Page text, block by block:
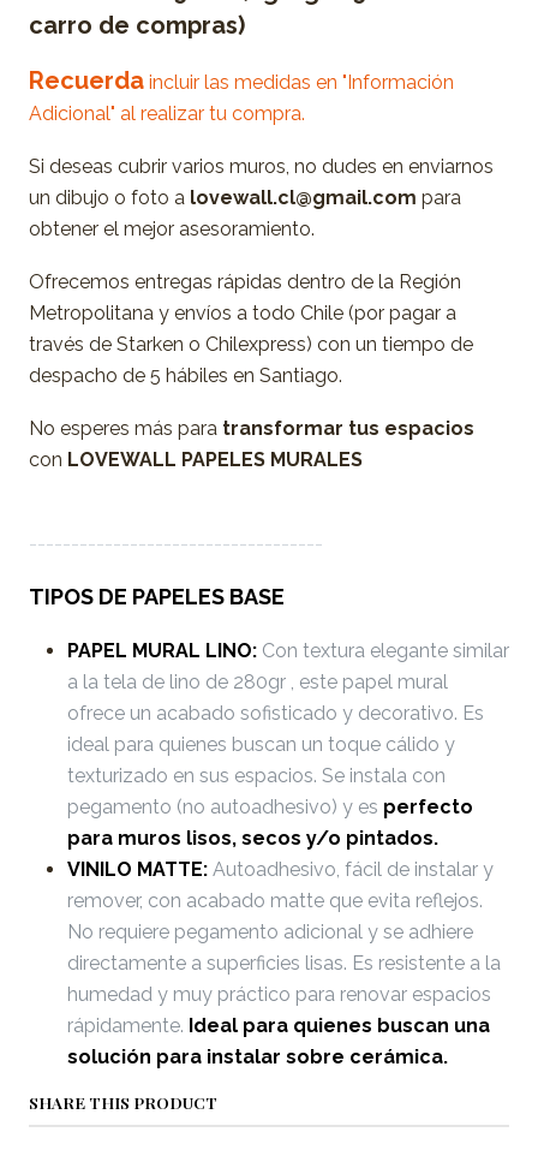
carro de compras)
Recuerda incluir las medidas en "Información
Adicional" al realizar tu compra.
Si deseas cubrir varios muros, no dudes en enviarnos
un dibujo o foto a lovewall.cl@gmail.com para
obtener el mejor asesoramiento.
Ofrecemos entregas rápidas dentro de la Región
Metropolitana y envíos a todo Chile (por pagar a
través de Starken o Chilexpress) con un tiempo de
despacho de 5 hábiles en Santiago.
No esperes más para transformar tus espacios
con LOVEWALL PAPELES MURALES
-----------------------------------
TIPOS DE PAPELES BASE
PAPEL MURAL LINO: Con textura elegante similar
a la tela de lino de 280gr , este papel mural
ofrece un acabado sofisticado y decorativo. Es
ideal para quienes buscan un toque cálido y
texturizado en sus espacios. Se instala con
pegamento (no autoadhesivo) y es perfecto
para muros lisos, secos y/o pintados.
VINILO MATTE: Autoadhesivo, fácil de instalar y
remover, con acabado matte que evita reflejos.
No requiere pegamento adicional y se adhiere
directamente a superficies lisas. Es resistente a la
humedad y muy práctico para renovar espacios
rápidamente. Ideal para quienes buscan una
solución para instalar sobre cerámica.
SHARE THIS PRODUCT